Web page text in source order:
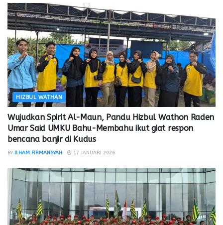
HIZBUL WATHAN
Wujudkan Spirit Al-Maun, Pandu Hizbul Wathon Raden
Umar Said UMKU Bahu-Membahu ikut giat respon
bencana banjir di Kudus
BY ILHAM FIRMANSYAH 17 JANUARI 2026